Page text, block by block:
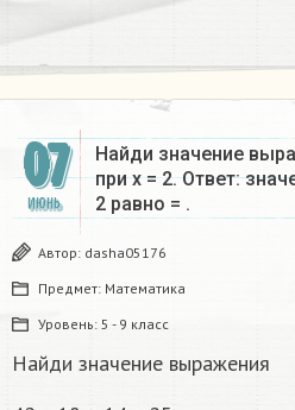
07
ИЮНЬ
Найди значение
при x = 2. Ответ:
2 равно = .
Автор: dasha05176
Предмет: Математика
Уровень: 5 - 9 класс
Найди значение выражения